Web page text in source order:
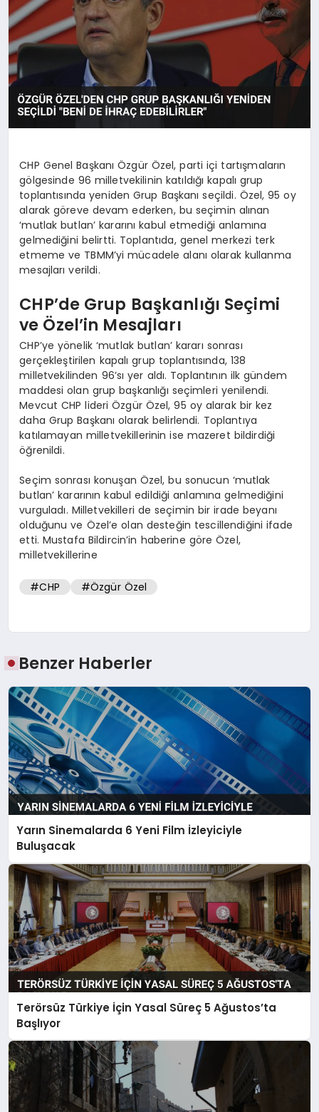
CHP Genel Başkanı Özgür Özel, parti içi tartışmaların
gölgesinde 96 milletvekilinin katıldığı kapalı grup
toplantısında yeniden Grup Başkanı seçildi. Özel, 95 oy
alarak göreve devam ederken, bu seçimin alınan
‘mutlak butlan’ kararını kabul etmediği anlamına
gelmediğini belirtti. Toplantıda, genel merkezi terk
etmeme ve TBMM’yi mücadele alanı olarak kullanma
mesajları verildi.
CHP’de Grup Başkanlığı Seçimi
ve Özel’in Mesajları
CHP’ye yönelik ‘mutlak butlan’ kararı sonrası
gerçekleştirilen kapalı grup toplantısında, 138
milletvekilinden 96’sı yer aldı. Toplantının ilk gündem
maddesi olan grup başkanlığı seçimleri yenilendi.
Mevcut CHP lideri Özgür Özel, 95 oy alarak bir kez
daha Grup Başkanı olarak belirlendi. Toplantıya
katılamayan milletvekillerinin ise mazeret bildirdiği
öğrenildi.
Seçim sonrası konuşan Özel, bu sonucun ‘mutlak
butlan’ kararının kabul edildiği anlamına gelmediğini
vurguladı. Milletvekilleri de seçimin bir irade beyanı
olduğunu ve Özel’e olan desteğin tescillendiğini ifade
etti. Mustafa Bildircin’in haberine göre Özel,
milletvekillerine
#CHP #Özgür Özel
Benzer Haberler
Yarın Sinemalarda 6 Yeni Film İzleyiciyle
Buluşacak
Terörsüz Türkiye İçin Yasal Süreç 5 Ağustos’ta
Başlıyor